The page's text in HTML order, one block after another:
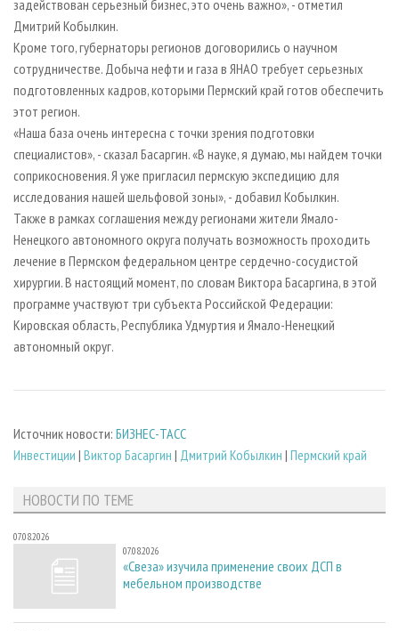
задействован серьезный бизнес, это очень важно», - отметил
Дмитрий Кобылкин.
Кроме того, губернаторы регионов договорились о научном
сотрудничестве. Добыча нефти и газа в ЯНАО требует серьезных
подготовленных кадров, которыми Пермский край готов обеспечить
этот регион.
«Наша база очень интересна с точки зрения подготовки
специалистов», - сказал Басаргин. «В науке, я думаю, мы найдем точки
соприкосновения. Я уже пригласил пермскую экспедицию для
исследования нашей шельфовой зоны», - добавил Кобылкин.
Также в рамках соглашения между регионами жители Ямало-
Ненецкого автономного округа получать возможность проходить
лечение в Пермском федеральном центре сердечно-сосудистой
хирургии. В настоящий момент, по словам Виктора Басаргина, в этой
программе участвуют три субъекта Российской Федерации:
Кировская область, Республика Удмуртия и Ямало-Ненецкий
автономный округ.
Источник новости: БИЗНЕС-ТАСС
Инвестиции | Виктор Басаргин | Дмитрий Кобылкин | Пермский край
НОВОСТИ ПО ТЕМЕ
07.08.2026
07.08.2026
«Свеза» изучила применение своих ДСП в
мебельном производстве